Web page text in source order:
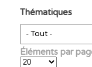
Thématiques
Éléments par